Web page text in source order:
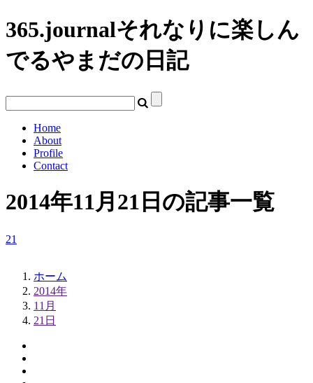
365.journalそれなりに楽しん
でるやまだの日記
Home
About
Profile
Contact
2014年11月21日の記事一覧
21
ホーム
2014年
11月
21日